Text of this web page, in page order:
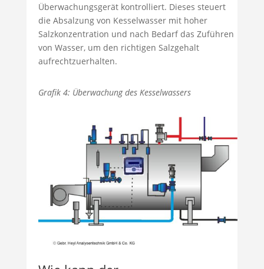
Überwachungsgerät kontrolliert. Dieses steuert
die Absalzung von Kesselwasser mit hoher
Salzkonzentration und nach Bedarf das Zuführen
von Wasser, um den richtigen Salzgehalt
aufrechtzuerhalten.
Grafik 4: Überwachung des Kesselwassers